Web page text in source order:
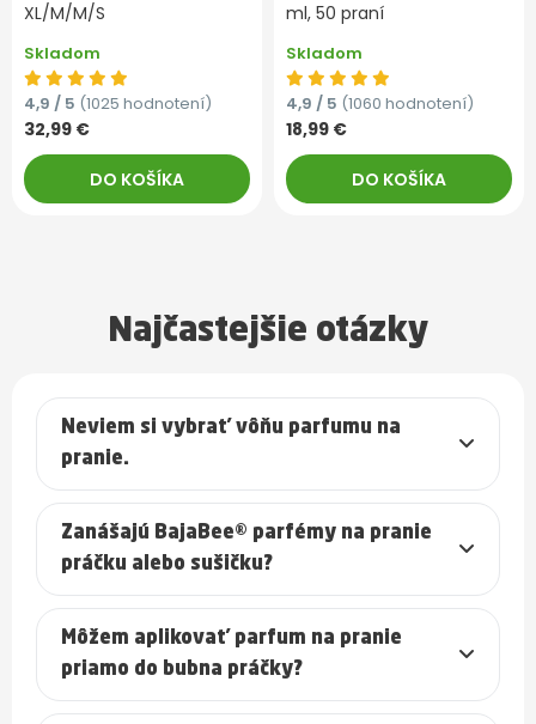
XL/M/M/S
Skladom
4,9 / 5 (1025 hodnotení)
32,99 €
DO KOŠÍKA
ml, 50 praní
Skladom
4,9 / 5 (1060 hodnotení)
18,99 €
DO KOŠÍKA
Najčastejšie otázky
Neviem si vybrať vôňu parfumu na
pranie.
Zanášajú BajaBee® parfémy na pranie
práčku alebo sušičku?
Môžem aplikovať parfum na pranie
priamo do bubna práčky?